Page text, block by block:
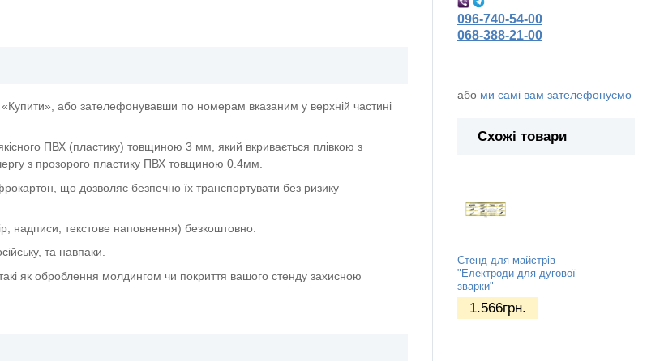
або зателефонувавши по номерам вказаним у верхній частині
ПВХ (пластику) товщиною 3 мм, який вкривається плівкою з
з прозорого пластику ПВХ товщиною 0.4мм.
що дозволяє безпечно їх транспортувати без ризику
надписи, текстове наповнення) безкоштовно.
та навпаки.
як оброблення молдингом чи покриття вашого стенду захисною
096-740-54-00
068-388-21-00
або ми самі вам зателефонуємо
Схожі товари
Стенд для майстрів
"Електроди для дугової
зварки"
1.566грн.